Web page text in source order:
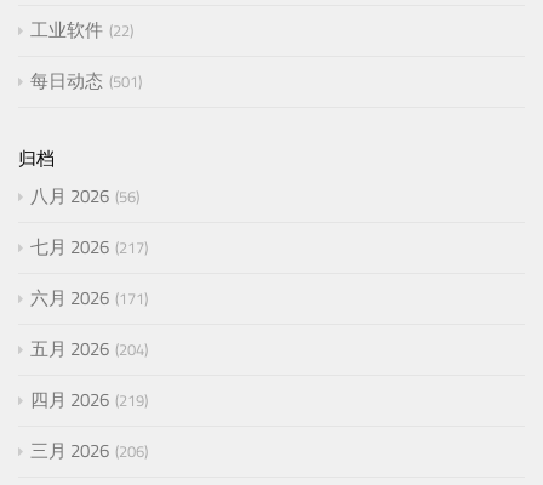
工业软件 22
每日动态 501
归档
八月 2026 56
七月 2026 217
六月 2026 171
五月 2026 204
四月 2026 219
三月 2026 206